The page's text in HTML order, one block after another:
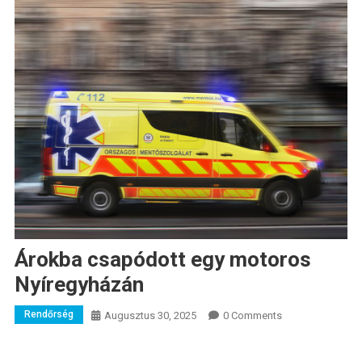
Árokba csapódott egy motoros
Nyíregyházán
Rendőrség Augusztus 30, 2025 0 Comments